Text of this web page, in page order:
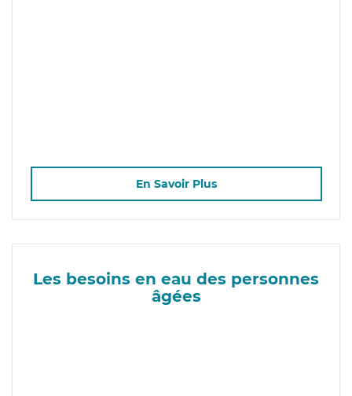
En Savoir Plus
Les besoins en eau des personnes
âgées